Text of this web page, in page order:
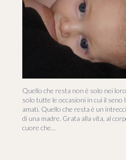
Quello che resta non è solo nei
solo tutte le occasioni in cui il seno
amati. Quello che resta è un
di una madre. Grata alla vita, al
cuore che…